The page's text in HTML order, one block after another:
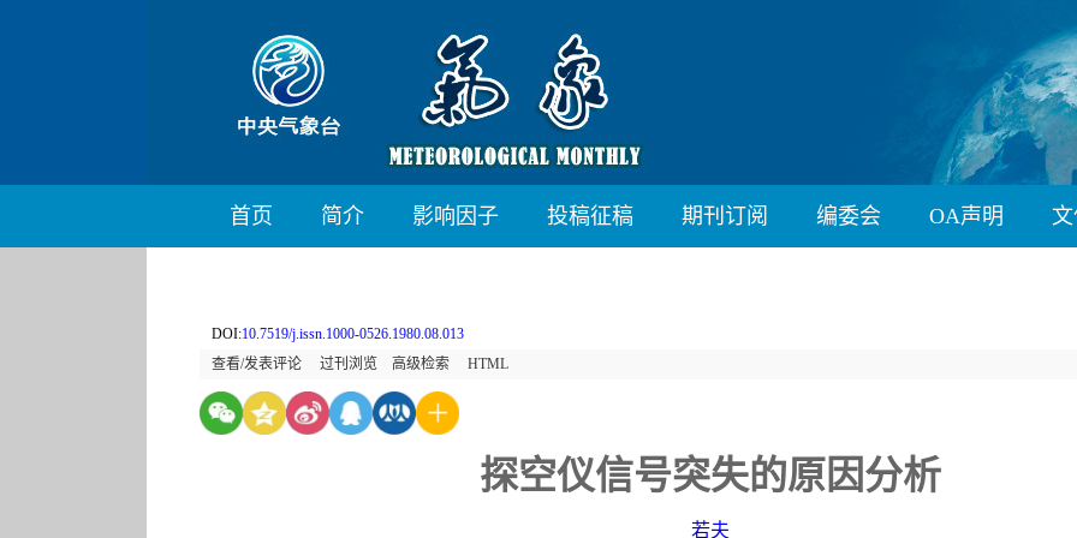
首页 简介 影响因子 投稿征稿 期刊订阅 编委会 OA声明
DOI:10.7519/j.issn.1000-0526.1980.08.013
查看/发表评论
过刊浏览 高级检索 HTML
探空仪信号突失的原因分析
若夫